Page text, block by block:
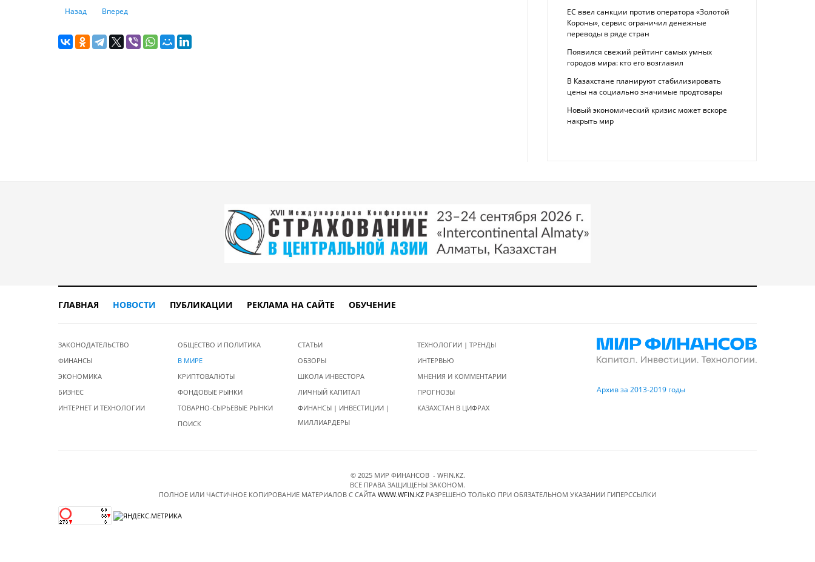
Предыдущий: Кому разрешили третью дозу вакцины в США
Назад Следующий: Как много потеряла туристическая отрасль из-за пандемии
Вперед
ЕС ввел санкции против оператора «Золотой
Короны», сервис ограничил денежные
переводы в ряде стран
Появился свежий рейтинг самых умных
городов мира: кто его возглавил
В Казахстане планируют стабилизировать
цены на социально значимые продтовары
Новый экономический кризис может вскоре
накрыть мир
ГЛАВНАЯ НОВОСТИ ПУБЛИКАЦИИ РЕКЛАМА НА САЙТЕ ОБУЧЕНИЕ
ЗАКОНОДАТЕЛЬСТВО
ФИНАНСЫ
ЭКОНОМИКА
БИЗНЕС
ИНТЕРНЕТ И ТЕХНОЛОГИИ
ОБЩЕСТВО И ПОЛИТИКА
В МИРЕ
КРИПТОВАЛЮТЫ
ФОНДОВЫЕ РЫНКИ
ТОВАРНО-СЫРЬЕВЫЕ РЫНКИ
ПОИСК
СТАТЬИ
ОБЗОРЫ
ШКОЛА ИНВЕСТОРА
ЛИЧНЫЙ КАПИТАЛ
ФИНАНСЫ | ИНВЕСТИЦИИ |
МИЛЛИАРДЕРЫ
ТЕХНОЛОГИИ | ТРЕНДЫ
ИНТЕРВЬЮ
МНЕНИЯ И КОММЕНТАРИИ
ПРОГНОЗЫ
КАЗАХСТАН В ЦИФРАХ
Архив за 2013-2019 годы
© 2025 МИР ФИНАНСОВ - WFIN.KZ.
ВСЕ ПРАВА ЗАЩИЩЕНЫ ЗАКОНОМ.
ПОЛНОЕ ИЛИ ЧАСТИЧНОЕ КОПИРОВАНИЕ МАТЕРИАЛОВ C САЙТА WWW.WFIN.KZ РАЗРЕШЕНО ТОЛЬКО ПРИ ОБЯЗАТЕЛЬНОМ УКАЗАНИИ ГИПЕРССЫЛКИ